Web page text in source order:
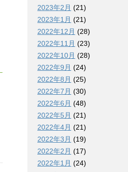
2023年2月 (21)
2023年1月 (21)
2022年12月 (28)
2022年11月 (23)
2022年10月 (28)
2022年9月 (24)
2022年8月 (25)
2022年7月 (30)
2022年6月 (48)
2022年5月 (21)
2022年4月 (21)
2022年3月 (19)
2022年2月 (17)
2022年1月 (24)